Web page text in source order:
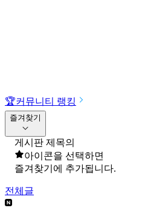
🏆커뮤니티 랭킹
즐겨찾기
게시판 제목의
아이콘을 선택하면
즐겨찾기에 추가됩니다.
전체글